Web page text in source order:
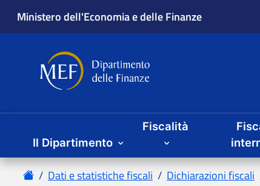
Il Dipartimento
Fiscalità